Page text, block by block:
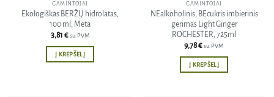
GAMINTOJAI
Ekologiškas BERŽŲ hidrolatas,
100 ml, Mėta
3,81 € su PVM
Į KREPŠELĮ
GAMINTOJAI
NEalkoholinis, BEcukris imbierinis
gėrimas Light Ginger
ROCHESTER, 725ml
9,78€su PVM
Į KREPŠELĮ